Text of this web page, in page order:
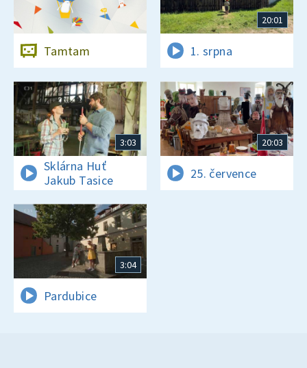
Tamtam
20:01
1. srpna
3:03
Sklárna Huť
Jakub Tasice
20:03
25. července
3:04
Pardubice